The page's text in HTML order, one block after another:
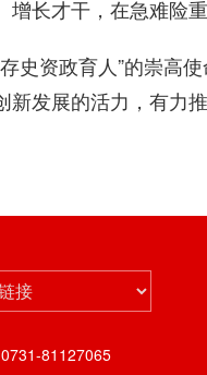
长才干，在急难险
史资政育人”的崇高
发展的活力，有力
81127065